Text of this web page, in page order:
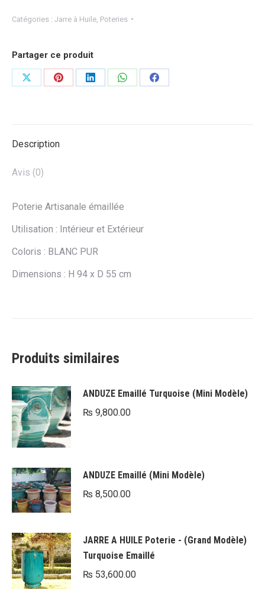
Catégories : Jarre à Huile Poteries
Partager ce produit
PartagerPartagerPartagerPartagerPartager
Description
Avis (0)
Poterie Artisanale émaillée
Utilisation : Intérieur et Extérieur
Coloris : BLANC PUR
Dimensions : H 94 x D 55 cm
Produits similaires
ANDUZE Emaillé Turquoise (Mini Modèle)
₨ 9,800.00
ANDUZE Emaillé (Mini Modèle)
₨ 8,500.00
JARRE A HUILE Poterie - (Grand Modèle)
Turquoise Emaillé
₨ 53,600.00